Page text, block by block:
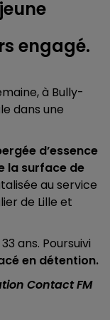
engagé.
à Bully-
dans une
d’essence
la surface de
au service
de Lille et
ans. Poursuivi
en détention.
Contact FM